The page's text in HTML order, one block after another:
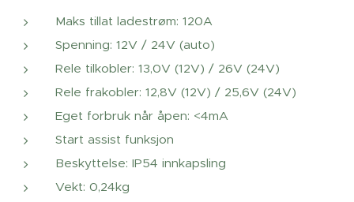
Maks tillat ladestrøm: 120A
Spenning: 12V / 24V (auto)
Rele tilkobler: 13,0V (12V) / 26V (24V)
Rele frakobler: 12,8V (12V) / 25,6V (24V)
Eget forbruk når åpen: <4mA
Start assist funksjon
Beskyttelse: IP54 innkapsling
Vekt: 0,24kg